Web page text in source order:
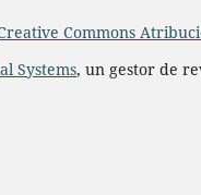
Commons
Systems, un gestor de